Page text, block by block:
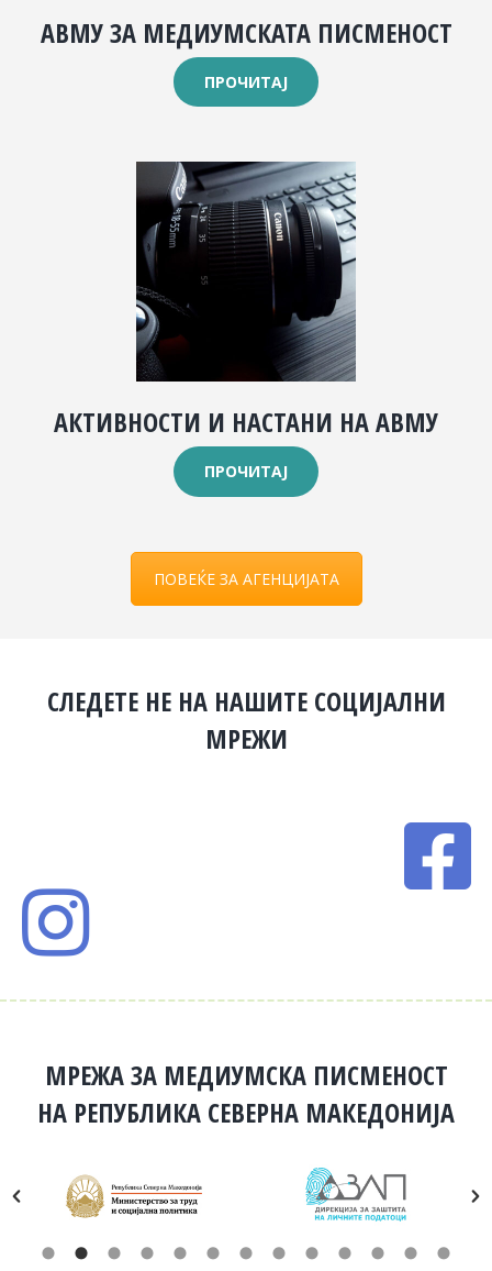
АВМУ ЗА МЕДИУМСКАТА ПИСМЕНОСТ
ПРОЧИТАЈ
АКТИВНОСТИ И НАСТАНИ НА АВМУ
ПРОЧИТАЈ
ПОВЕЌЕ ЗА АГЕНЦИЈАТА
СЛЕДЕТЕ НЕ НА НАШИТЕ СОЦИЈАЛНИ
МРЕЖИ
МРЕЖА ЗА МЕДИУМСКА ПИСМЕНОСТ
НА РЕПУБЛИКА СЕВЕРНА МАКЕДОНИЈА